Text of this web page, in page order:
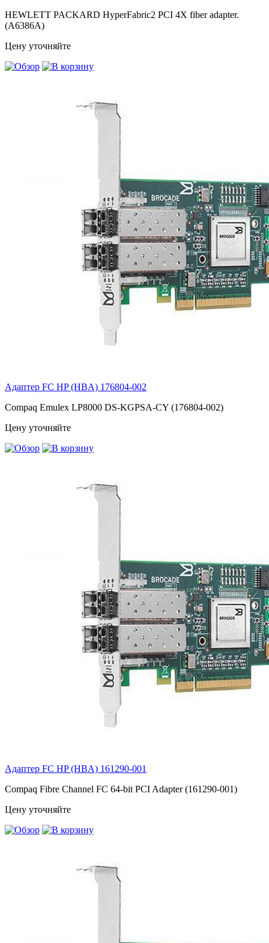
HEWLETT PACKARD HyperFabric2 PCI 4X fiber adapter.
(A6386A)
Цену уточняйте
Адаптер FC HP (HBA) 176804-002
Compaq Emulex LP8000 DS-KGPSA-CY (176804-002)
Цену уточняйте
Адаптер FC HP (HBA) 161290-001
Compaq Fibre Channel FC 64-bit PCI Adapter (161290-001)
Цену уточняйте